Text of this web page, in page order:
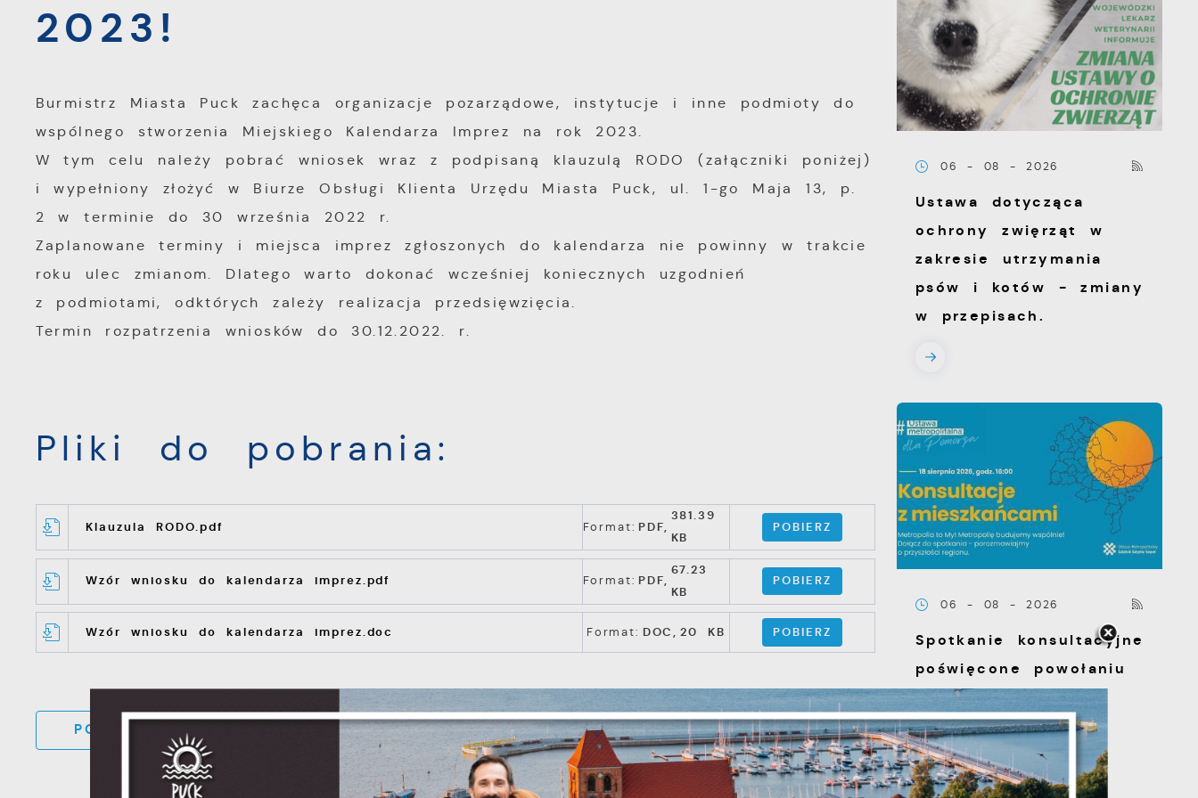
2023!
Burmistrz Miasta Puck zachęca organizacje pozarządowe, instytucje i inne podmioty do
wspólnego stworzenia Miejskiego Kalendarza Imprez na rok 2023.
W tym celu należy pobrać wniosek wraz z podpisaną klauzulą RODO (załączniki poniżej)
i wypełniony złożyć w Biurze Obsługi Klienta Urzędu Miasta Puck, ul. 1-go Maja 13, p.
2 w terminie do 30 września 2022 r.
Zaplanowane terminy i miejsca imprez zgłoszonych do kalendarza nie powinny w trakcie
roku ulec zmianom. Dlatego warto dokonać wcześniej koniecznych uzgodnień
z podmiotami, odktórych zależy realizacja przedsięwzięcia.
Termin rozpatrzenia wniosków do 30.12.2022. r.
Pliki do pobrania:
Klauzula RODO.pdf Format: PDF,
381.39
KB
POBIERZ
Wzór wniosku do kalendarza imprez.pdf Format: PDF,
67.23
KB
POBIERZ
Wzór wniosku do kalendarza imprez.doc Format: DOC, 20 KB POBIERZ
POWRÓT
DO
KATEGORII
UDOSTĘPNIJ POPRZEDNI NASTĘPNY
06 - 08 - 2026
Ustawa dotycząca
ochrony zwięrząt w
zakresie utrzymania
psów i kotów - zmiany
w przepisach.
06 - 08 - 2026
Spotkanie konsultacyjne
poświęcone powołaniu
związku
metropolitalnego w
województwie
pomorskim
Ustawienia
Szanujemy Twoją prywatność. Możesz zmienić ustawienia
cookies lub zaakceptować je wszystkie. W dowolnym
momencie możesz dokonać zmiany swoich ustawień.